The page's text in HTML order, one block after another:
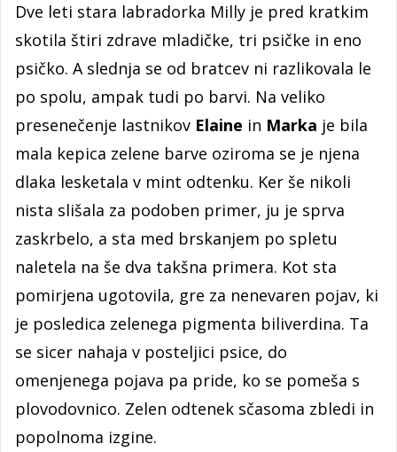
Dve leti stara labradorka Milly je pred kratkim
skotila štiri zdrave mladičke, tri psičke in eno
psičko. A slednja se od bratcev ni razlikovala le
po spolu, ampak tudi po barvi. Na veliko
presenečenje lastnikov Elaine in Marka je bila
mala kepica zelene barve oziroma se je njena
dlaka lesketala v mint odtenku. Ker še nikoli
nista slišala za podoben primer, ju je sprva
zaskrbelo, a sta med brskanjem po spletu
naletela na še dva takšna primera. Kot sta
pomirjena ugotovila, gre za nenevaren pojav, ki
je posledica zelenega pigmenta biliverdina. Ta
se sicer nahaja v posteljici psice, do
omenjenega pojava pa pride, ko se pomeša s
plovodovnico. Zelen odtenek sčasoma zbledi in
popolnoma izgine.